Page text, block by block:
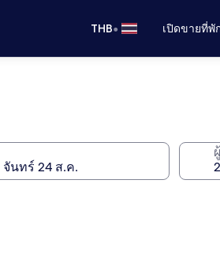
THB• เปิดขายที่